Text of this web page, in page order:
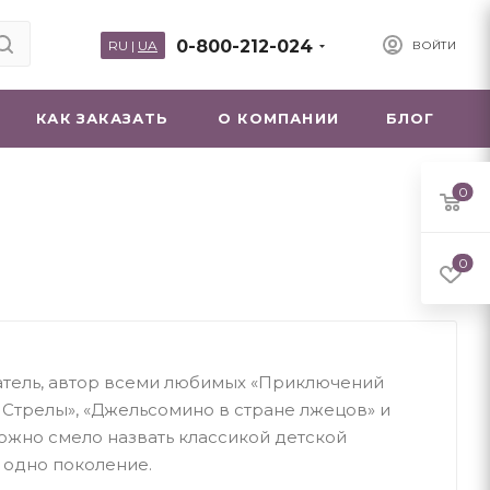
ВОЙТИ
0-800-212-024
RU | UA
КАК ЗАКАЗАТЬ О КОМПАНИИ БЛОГ
автор всеми любимых «Приключений
«Джельсомино в стране лжецов» и
смело назвать классикой детской
поколение.
0
0